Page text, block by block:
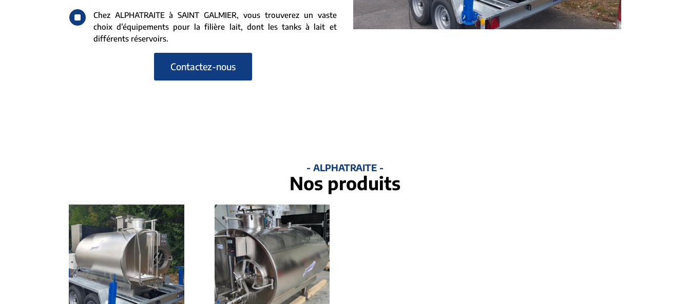
^
Chez ALPHATRAITE à SAINT GALMIER, vous trouverez un vaste
choix d’équipements pour la filière lait, dont les tanks à lait et
différents réservoirs.
Contactez-nous
- ALPHATRAITE -
Nos produits